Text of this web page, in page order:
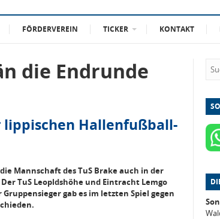
FÖRDERVEREIN TICKER KONTAKT
die Endrunde
lippischen Hallenfußball-
Mannschaft des TuS Brake auch in der
TuS Leopldshöhe und Eintracht Lemgo
gab es im letzten Spiel gegen